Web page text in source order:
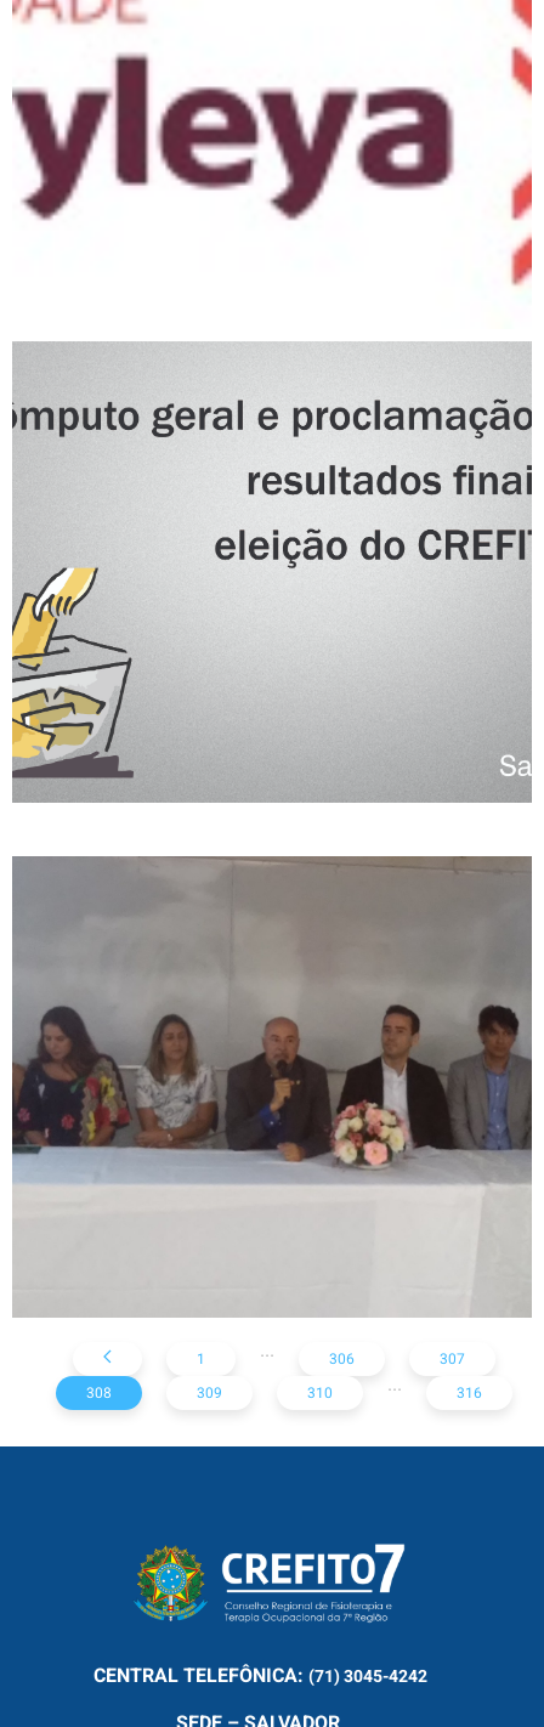
Cômputo geral e
proclamação dos resultados
finais da eleição do
CREFITO-7 PARTICIPA DE
REUNIÃO DO FÓRUM DE
TRABALHADORES DE SAÚDE
Câmara Técnica de Perícia
do Crefito-7 promove
encontro em Salvador
1 ... 306
307
308
309 310 ... 316
CENTRALTELEFÔNICA: (71) 3045-4242